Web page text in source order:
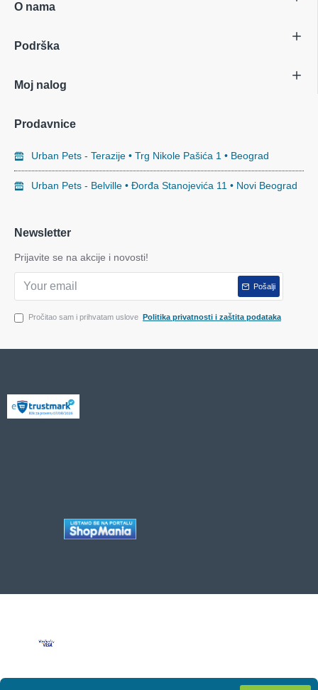
O nama
Podrška
Moj nalog
Prodavnice
Urban Pets - Terazije • Trg Nikole Pašića 1 • Beograd
Urban Pets - Belville • Đorđa Stanojevića 11 • Novi Beograd
Newsletter
Prijavite se na akcije i novosti!
Pošalji
Pročitao sam i prihvatam uslove Politika privatnosti i zaštita podataka